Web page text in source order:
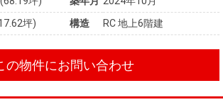
坪) 構造 RC 地上6階建
の物件にお問い合わせ